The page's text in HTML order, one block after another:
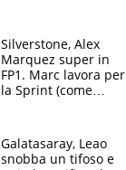
due big
Silverstone, Alex
Marquez super in
FP1. Marc lavora per
la Sprint (come
Galatasaray, Leao
snobba un tifoso e